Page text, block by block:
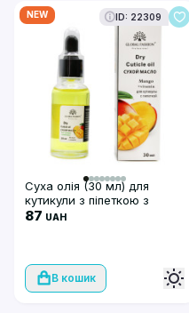
NEW ID: 22309
Суха олія (30 мл) для
кутикули з піпеткою з
ароматом манго, Global
87 UAH
В кошик